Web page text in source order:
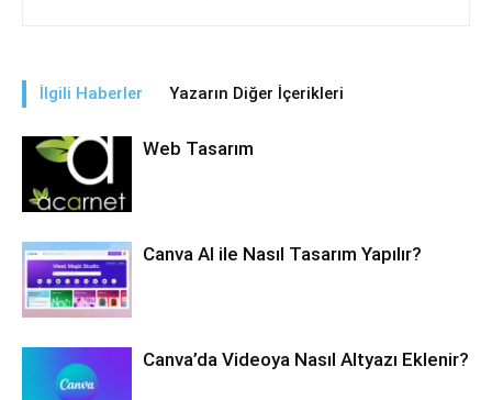
İlgili Haberler Yazarın Diğer İçerikleri
Web Tasarım
Canva AI ile Nasıl Tasarım Yapılır?
Canva’da Videoya Nasıl Altyazı Eklenir?